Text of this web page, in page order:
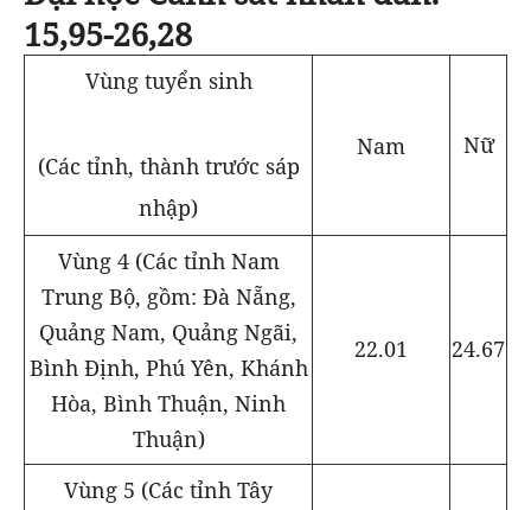
15,95-26,28
Vùng tuyển sinh
(Các tỉnh, thành trước sáp
nhập)
Nam Nữ
Vùng 4 (Các tỉnh Nam
Trung Bộ, gồm: Đà Nẵng,
Quảng Nam, Quảng Ngãi,
Bình Định, Phú Yên, Khánh
Hòa, Bình Thuận, Ninh
Thuận)
22.01 24.67
Vùng 5 (Các tỉnh Tây